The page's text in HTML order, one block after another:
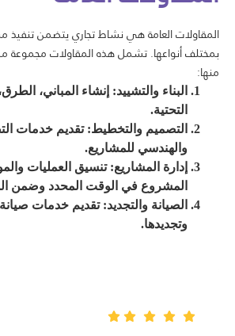
المقاولات العامة هي نشاط تجاري يتضمن تنفيذ
بمختلف أنواعها. تشمل هذه المقاولات مجموعة
منها:
البناء والتشييد: إنشاء المباني،
التحتية.
التصميم والتخطيط: تقديم خدمات
والهندسي للمشاريع.
إدارة المشاريع: تنسيق العمليات
المشروع في الوقت المحدد وضمن
الصيانة والتجديد: تقديم خدمات صيانة
وتجديدها.